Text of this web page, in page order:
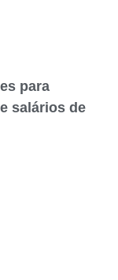
para
salários de